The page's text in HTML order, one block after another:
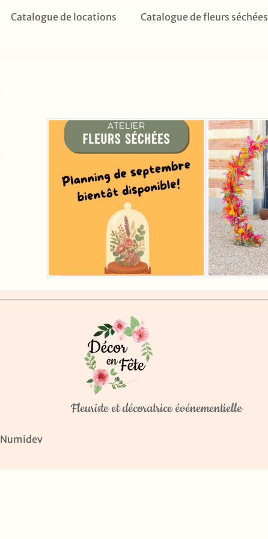
Catalogue de locations Catalogue de fleurs séchées
Fleuriste et décoratrice événementielle
Numidev